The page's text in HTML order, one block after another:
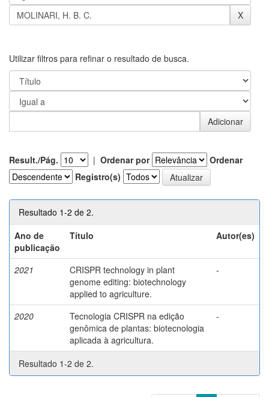
Utilizar filtros para refinar o resultado de busca.
Result./Pág. | Ordenar por
Ordenar
Registro(s)
Resultado 1-2 de 2.
Ano de
publicação
Título Autor(es)
2021
CRISPR technology in plant
genome editing: biotechnology
applied to agriculture.
-
2020
Tecnologia CRISPR na edição
genômica de plantas: biotecnologia
aplicada à agricultura.
-
Resultado 1-2 de 2.